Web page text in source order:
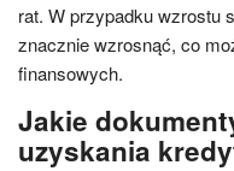
rat. W przypadku wzrostu
znacznie wzrosnąć, co
finansowych.
Jakie
uzyskania